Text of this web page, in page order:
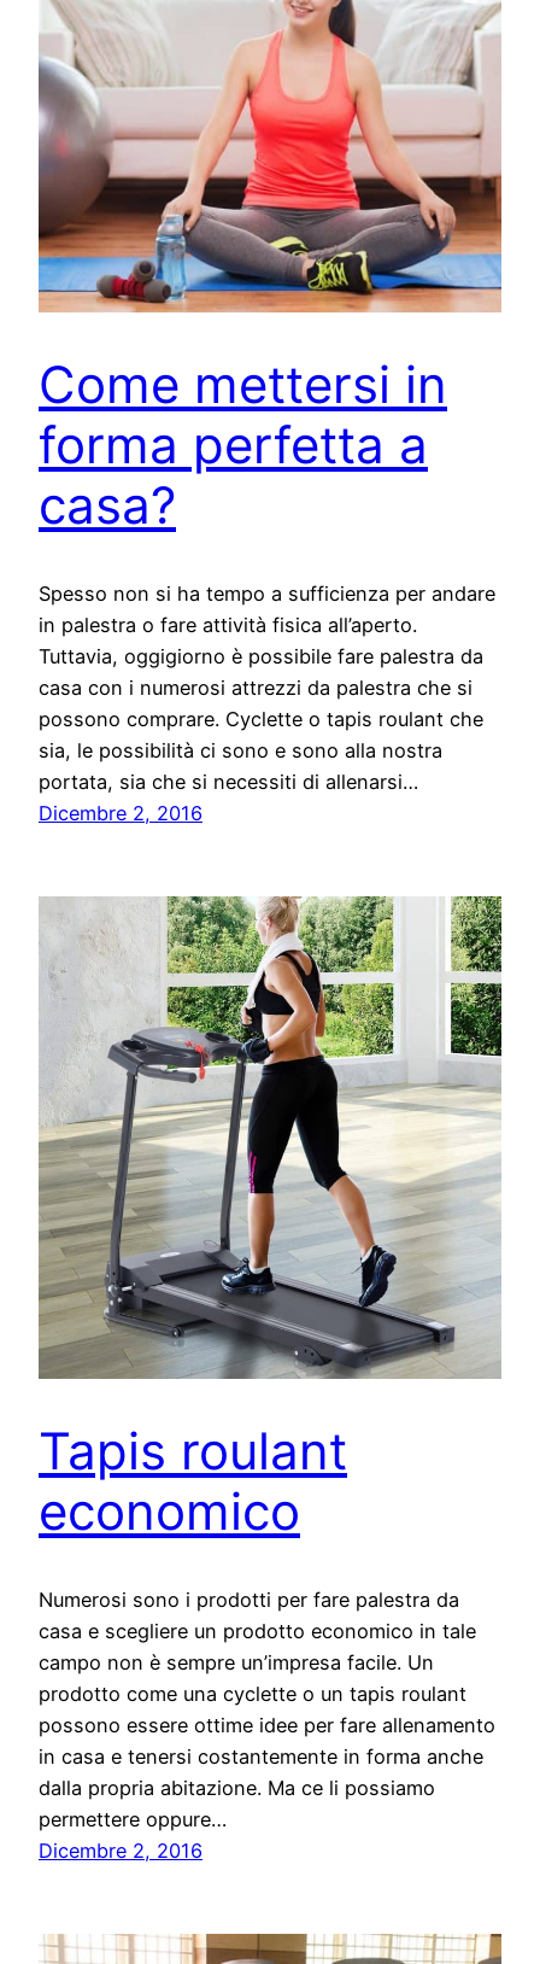
Come mettersi in
forma perfetta a
casa?
Spesso non si ha tempo a sufficienza per andare
in palestra o fare attività fisica all’aperto.
Tuttavia, oggigiorno è possibile fare palestra da
casa con i numerosi attrezzi da palestra che si
possono comprare. Cyclette o tapis roulant che
sia, le possibilità ci sono e sono alla nostra
portata, sia che si necessiti di allenarsi…
Dicembre 2, 2016
Tapis roulant
economico
Numerosi sono i prodotti per fare palestra da
casa e scegliere un prodotto economico in tale
campo non è sempre un’impresa facile. Un
prodotto come una cyclette o un tapis roulant
possono essere ottime idee per fare allenamento
in casa e tenersi costantemente in forma anche
dalla propria abitazione. Ma ce li possiamo
permettere oppure…
Dicembre 2, 2016